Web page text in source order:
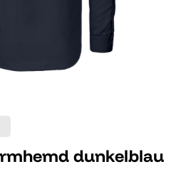
dunkelblau